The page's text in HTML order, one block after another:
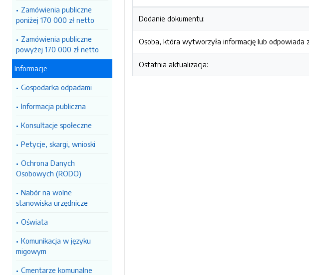
Zamówienia publiczne
poniżej 170 000 zł netto
Zamówienia publiczne
powyżej 170 000 zł netto
Informacje
Gospodarka odpadami
Informacja publiczna
Konsultacje społeczne
Petycje, skargi, wnioski
Ochrona Danych
Osobowych (RODO)
Nabór na wolne
stanowiska urzędnicze
Oświata
Komunikacja w języku
migowym
Cmentarze komunalne
Dodanie dokumentu:
Osoba, która wytworzyła informację lub odpowiada
Ostatnia aktualizacja: